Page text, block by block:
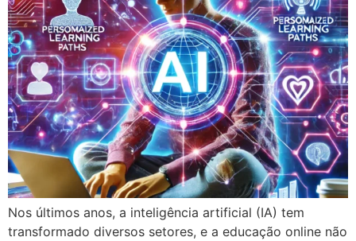
Nos últimos anos, a inteligência artificial (IA) tem
transformado diversos setores, e a educação online não